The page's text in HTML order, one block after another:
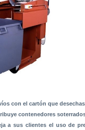
con el cartón que
contenedores
a sus clientes el uso de